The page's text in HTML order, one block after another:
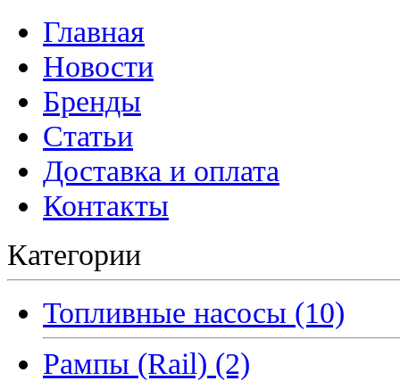
Главная
Новости
Бренды
Статьи
Доставка и оплата
Контакты
Категории
Топливные насосы (10)
Рампы (Rail) (2)